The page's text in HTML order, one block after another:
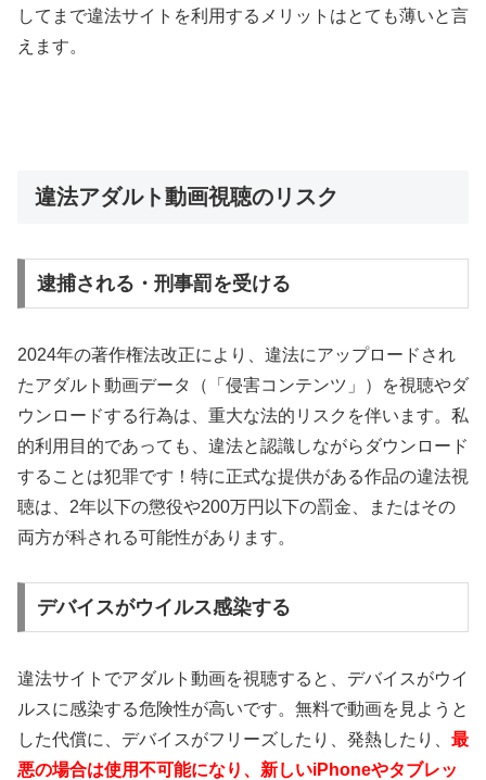
してまで違法サイトを利用するメリットはとても薄いと言
えます。
違法アダルト動画視聴のリスク
逮捕される・刑事罰を受ける
2024年の著作権法改正により、違法にアップロードされ
たアダルト動画データ（「侵害コンテンツ」）を視聴やダ
ウンロードする行為は、重大な法的リスクを伴います。私
的利用目的であっても、違法と認識しながらダウンロード
することは犯罪です！特に正式な提供がある作品の違法視
聴は、2年以下の懲役や200万円以下の罰金、またはその
両方が科される可能性があります。
デバイスがウイルス感染する
違法サイトでアダルト動画を視聴すると、デバイスがウイ
ルスに感染する危険性が高いです。無料で動画を見ようと
した代償に、デバイスがフリーズしたり、発熱したり、 最
悪の場合は使用不可能になり、新しいiPhoneやタブレッ